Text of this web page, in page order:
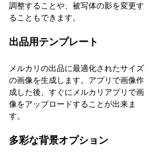
調整することや、被写体の影を変更す
ることもできます。
出品用テンプレート
メルカリの出品に最適化されたサイズ
の画像を生成します。アプリで画像作
成した後、すぐにメルカリアプリで画
像をアップロードすることが出来ま
す。
多彩な背景オプション